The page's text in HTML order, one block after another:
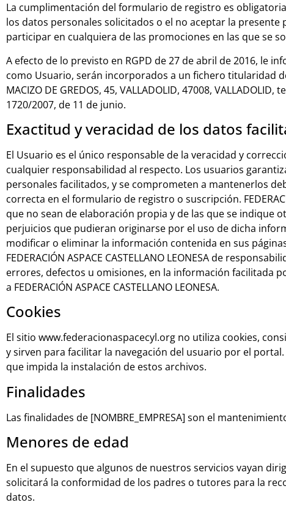
La cumplimentación del formulario de registro es
los datos personales solicitados o el no aceptar la
participar en cualquiera de las promociones en las que se
A efecto de lo previsto en RGPD de 27 de abril de 2016, le
como Usuario, serán incorporados a un fichero titularidad de
MACIZO DE GREDOS, 45, VALLADOLID, 47008,
1720/2007, de 11 de junio.
Exactitud y veracidad de los datos
El Usuario es el único responsable de la veracidad y
cualquier responsabilidad al respecto. Los usuarios
personales facilitados, y se comprometen a mantenerlos
correcta en el formulario de registro o suscripción.
que no sean de elaboración propia y de las que se
perjuicios que pudieran originarse por el uso de dicha
modificar o eliminar la información contenida en sus
FEDERACIÓN ASPACE CASTELLANO LEONESA de
errores, defectos u omisiones, en la información facilitada por
a FEDERACIÓN ASPACE CASTELLANO LEONESA.
Cookies
El sitio www.federacionaspacecyl.org no utiliza cookies,
y sirven para facilitar la navegación del usuario por el
que impida la instalación de estos archivos.
Finalidades
Las finalidades de [NOMBRE_EMPRESA] son el
Menores de edad
En el supuesto que algunos de nuestros servicios vayan
solicitará la conformidad de los padres o tutores para la
datos.